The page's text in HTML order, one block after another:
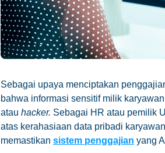
Sebagai upaya menciptakan
bahwa informasi sensitif milik
atau hacker. Sebagai HR atau pemilik
atas kerahasiaan data pribadi
memastikan sistem penggajian yang